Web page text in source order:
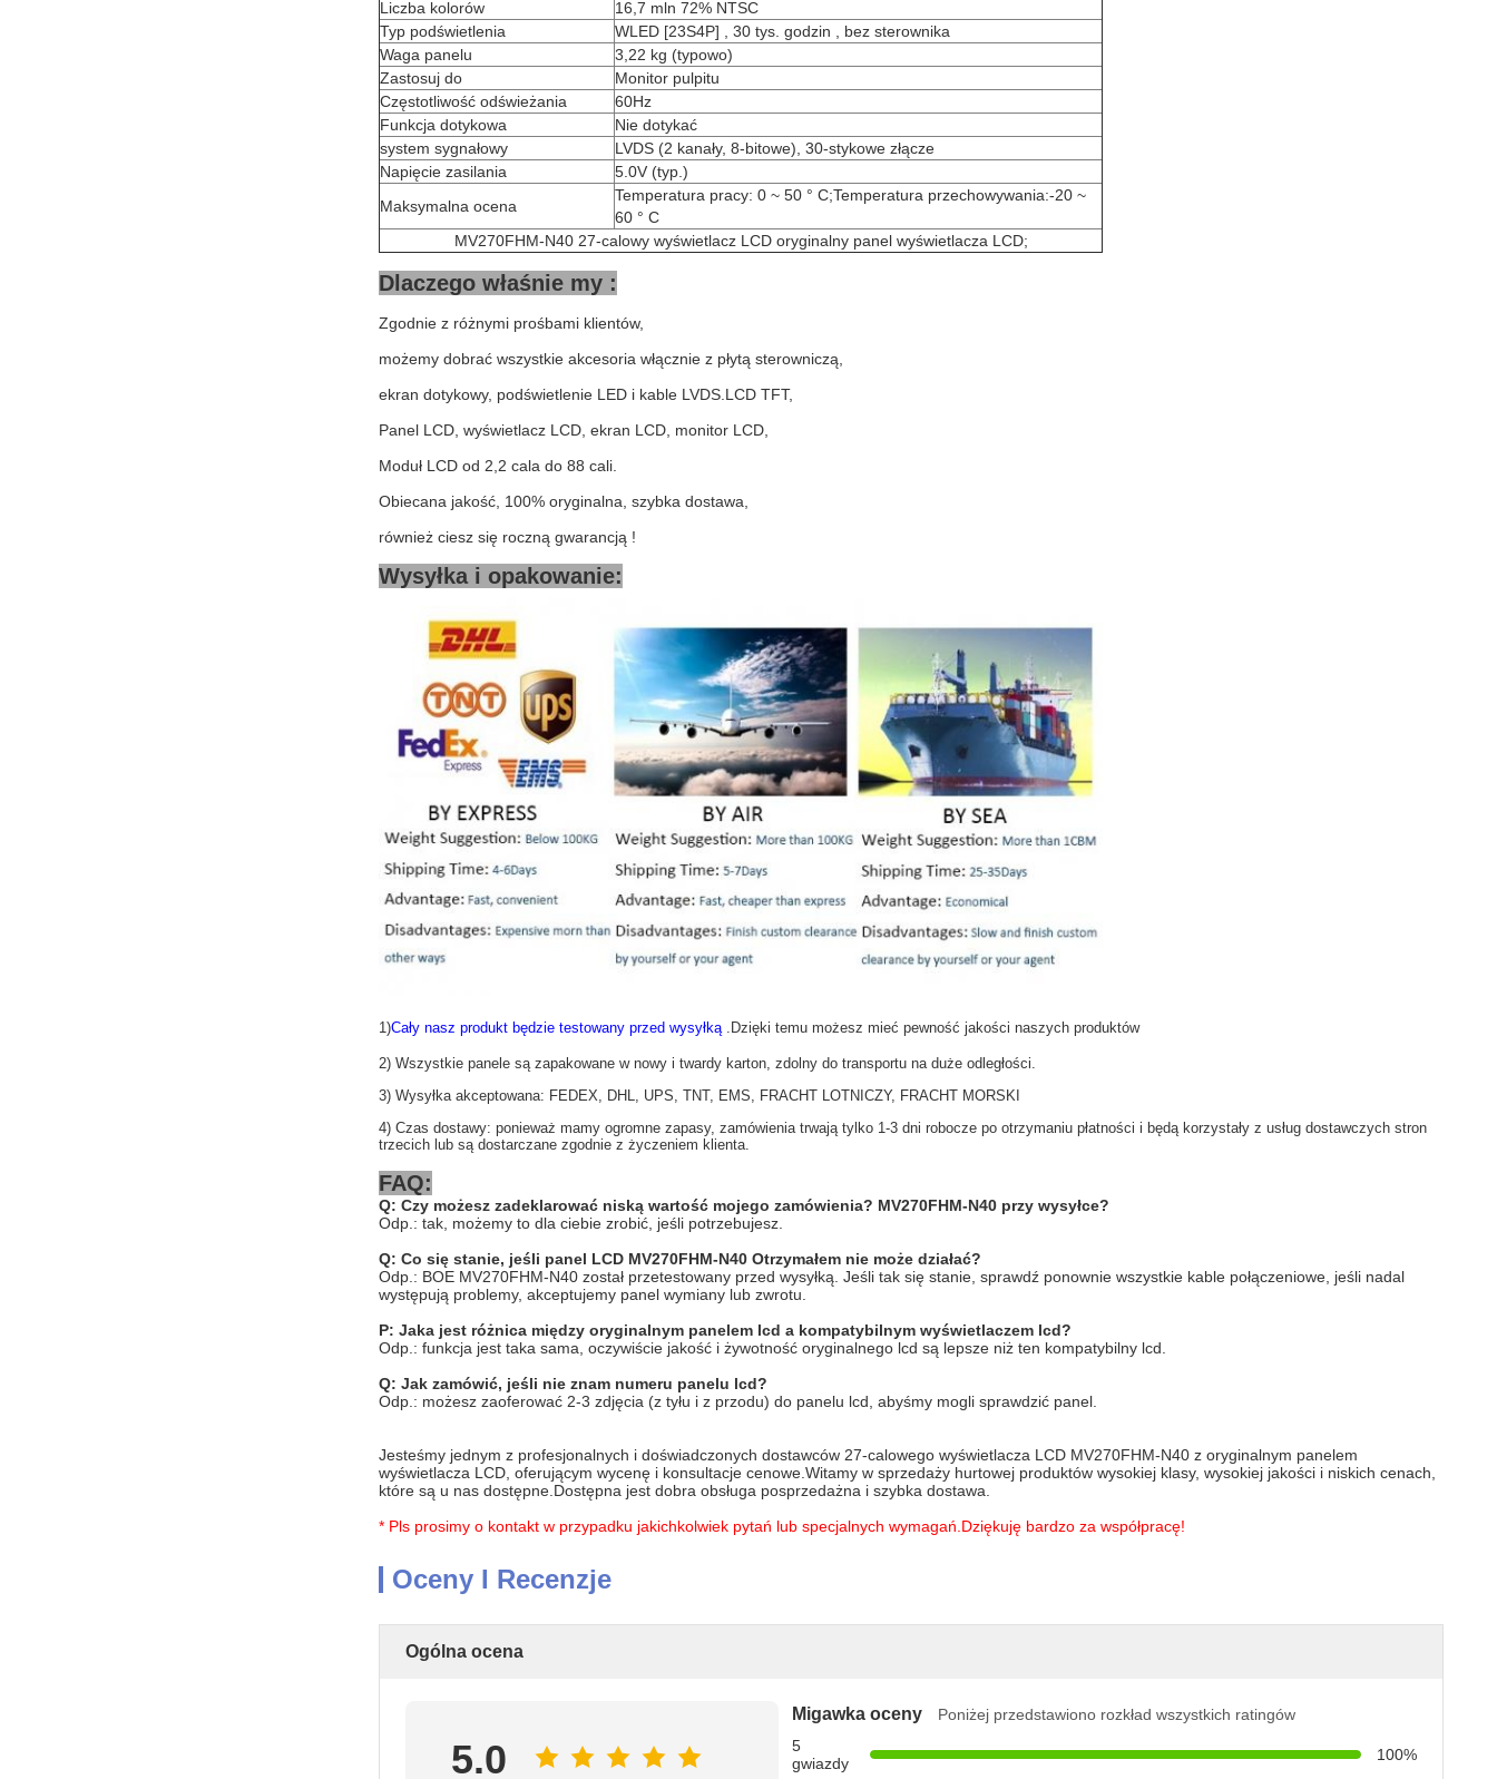
Liczba kolorów
16,7 mln 72% NTSC
Typ podświetlenia
WLED [23S4P] , 30 tys. godzin , bez sterownika
Waga panelu
3,22 kg (typowo)
Zastosuj do
Monitor pulpitu
Częstotliwość odświeżania
60Hz
Funkcja dotykowa
Nie dotykać
system sygnałowy
LVDS (2 kanały, 8-bitowe), 30-stykowe złącze
Napięcie zasilania
5.0V (typ.)
Maksymalna ocena
Temperatura pracy: 0 ~ 50 ° C;Temperatura przechowywania:-20 ~
60 ° C
MV270FHM-N40 27-calowy wyświetlacz LCD oryginalny panel wyświetlacza LCD;
Dlaczego właśnie my :
Zgodnie z różnymi prośbami klientów,
możemy dobrać wszystkie akcesoria włącznie z płytą sterowniczą,
ekran dotykowy, podświetlenie LED i kable LVDS.LCD TFT,
Panel LCD, wyświetlacz LCD, ekran LCD, monitor LCD,
Moduł LCD od 2,2 cala do 88 cali.
Obiecana jakość, 100% oryginalna, szybka dostawa,
również ciesz się roczną gwarancją !
Wysyłka i opakowanie:
1)Cały nasz produkt będzie testowany przed wysyłką .Dzięki temu możesz mieć pewność jakości naszych produktów
2) Wszystkie panele są zapakowane w nowy i twardy karton, zdolny do transportu na duże odległości.
3) Wysyłka akceptowana: FEDEX, DHL, UPS, TNT, EMS, FRACHT LOTNICZY, FRACHT MORSKI
4) Czas dostawy: ponieważ mamy ogromne zapasy, zamówienia trwają tylko 1-3 dni robocze po otrzymaniu płatności i będą korzystały z usług dostawczych stron
trzecich lub są dostarczane zgodnie z życzeniem klienta.
FAQ:
Q: Czy możesz zadeklarować niską wartość mojego zamówienia? MV270FHM-N40 przy wysyłce?
Odp.: tak, możemy to dla ciebie zrobić, jeśli potrzebujesz.
Q: Co się stanie, jeśli panel LCD MV270FHM-N40 Otrzymałem nie może działać?
Odp.: BOE MV270FHM-N40 został przetestowany przed wysyłką. Jeśli tak się stanie, sprawdź ponownie wszystkie kable połączeniowe, jeśli nadal
występują problemy, akceptujemy panel wymiany lub zwrotu.
P: Jaka jest różnica między oryginalnym panelem lcd a kompatybilnym wyświetlaczem lcd?
Odp.: funkcja jest taka sama, oczywiście jakość i żywotność oryginalnego lcd są lepsze niż ten kompatybilny lcd.
Q: Jak zamówić, jeśli nie znam numeru panelu lcd?
Odp.: możesz zaoferować 2-3 zdjęcia (z tyłu i z przodu) do panelu lcd, abyśmy mogli sprawdzić panel.
Jesteśmy jednym z profesjonalnych i doświadczonych dostawców 27-calowego wyświetlacza LCD MV270FHM-N40 z oryginalnym panelem
wyświetlacza LCD, oferującym wycenę i konsultacje cenowe.Witamy w sprzedaży hurtowej produktów wysokiej klasy, wysokiej jakości i niskich cenach,
które są u nas dostępne.Dostępna jest dobra obsługa posprzedażna i szybka dostawa.
* Pls prosimy o kontakt w przypadku jakichkolwiek pytań lub specjalnych wymagań.Dziękuję bardzo za współpracę!
Oceny I Recenzje
Ogólna ocena
5.0
Migawka oceny
Poniżej przedstawiono rozkład wszystkich ratingów
5
gwiazdy
100%